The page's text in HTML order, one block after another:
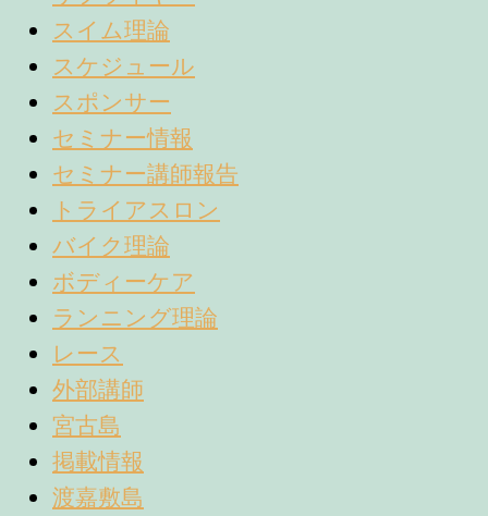
スイム理論
スケジュール
スポンサー
セミナー情報
セミナー講師報告
トライアスロン
バイク理論
ボディーケア
ランニング理論
レース
外部講師
宮古島
掲載情報
渡嘉敷島